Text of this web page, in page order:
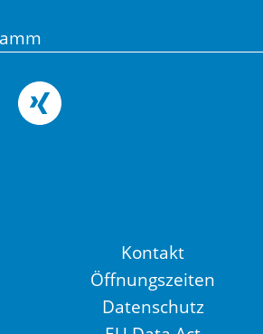
Kontakt
Öffnungszeiten
Datenschutz